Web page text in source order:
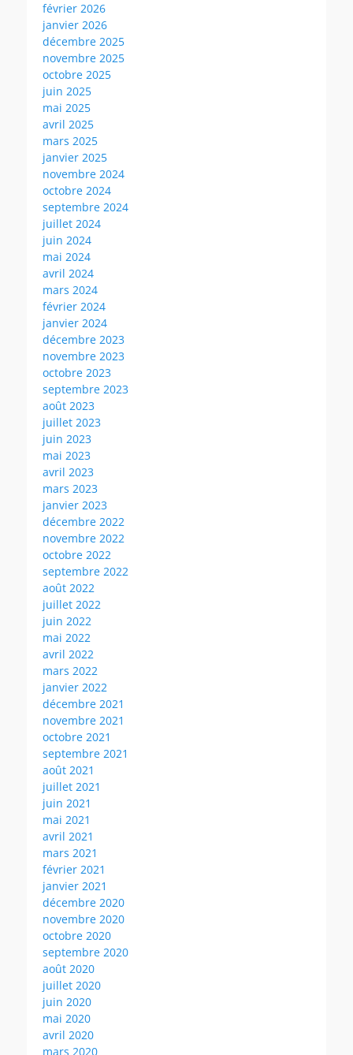
février 2026
janvier 2026
décembre 2025
novembre 2025
octobre 2025
juin 2025
mai 2025
avril 2025
mars 2025
janvier 2025
novembre 2024
octobre 2024
septembre 2024
juillet 2024
juin 2024
mai 2024
avril 2024
mars 2024
février 2024
janvier 2024
décembre 2023
novembre 2023
octobre 2023
septembre 2023
août 2023
juillet 2023
juin 2023
mai 2023
avril 2023
mars 2023
janvier 2023
décembre 2022
novembre 2022
octobre 2022
septembre 2022
août 2022
juillet 2022
juin 2022
mai 2022
avril 2022
mars 2022
janvier 2022
décembre 2021
novembre 2021
octobre 2021
septembre 2021
août 2021
juillet 2021
juin 2021
mai 2021
avril 2021
mars 2021
février 2021
janvier 2021
décembre 2020
novembre 2020
octobre 2020
septembre 2020
août 2020
juillet 2020
juin 2020
mai 2020
avril 2020
mars 2020